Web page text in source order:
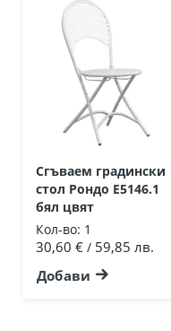
Сгъваем градински
стол Рондо Ε5146.1
бял цвят
Кол-во: 1
30,60 € / 59,85 лв.
Добави